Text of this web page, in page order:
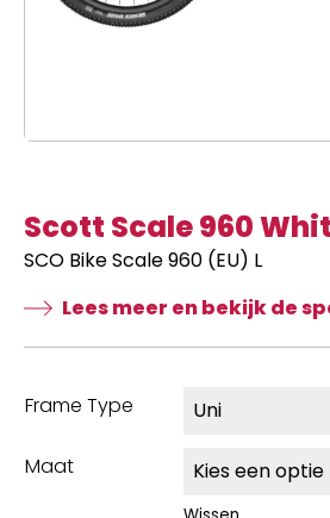
Scott Scale 960
SCO Bike Scale 960 (EU) L
Lees meer en bekijk de
Frame Type
Maat